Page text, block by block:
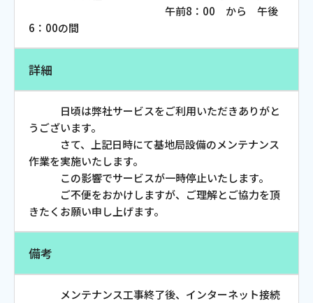
受付時間：9:30〜18:00 年中無休
Webメール
午前8：00 から 午後
6：00の間
詳細
日頃は弊社サービスをご利用いただきありがと
うございます。
さて、上記日時にて基地局設備のメンテナンス
作業を実施いたします。
この影響でサービスが一時停止いたします。
ご不便をおかけしますが、ご理解とご協力を頂
きたくお願い申し上げます。
備考
メンテナンス工事終了後、インターネット接続